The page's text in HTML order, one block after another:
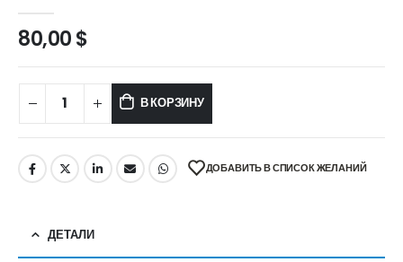
80,00$
В КОРЗИНУ
ДОБАВИТЬ В СПИСОК ЖЕЛАНИЙ
ДЕТАЛИ